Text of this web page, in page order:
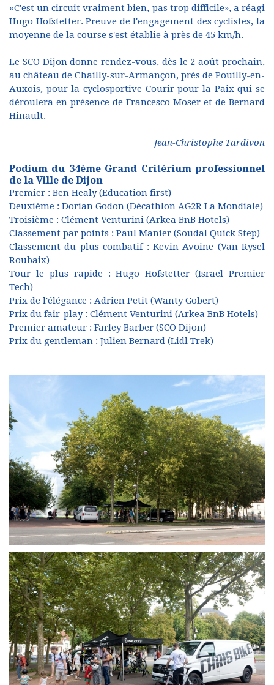
«C'est un circuit vraiment bien, pas trop difficile», a réagi
Hugo Hofstetter. Preuve de l'engagement des cyclistes, la
moyenne de la course s'est établie à près de 45 km/h.
Le SCO Dijon donne rendez-vous, dès le 2 août prochain,
au château de Chailly-sur-Armançon, près de Pouilly-en-
Auxois, pour la cyclosportive Courir pour la Paix qui se
déroulera en présence de Francesco Moser et de Bernard
Hinault.
Jean-Christophe Tardivon
Podium du 34ème Grand Critérium professionnel
de la Ville de Dijon
Premier : Ben Healy (Education first)
Deuxième : Dorian Godon (Décathlon AG2R La Mondiale)
Troisième : Clément Venturini (Arkea BnB Hotels)
Classement par points : Paul Manier (Soudal Quick Step)
Classement du plus combatif : Kevin Avoine (Van Rysel
Roubaix)
Tour le plus rapide : Hugo Hofstetter (Israel Premier
Tech)
Prix de l'élégance : Adrien Petit (Wanty Gobert)
Prix du fair-play : Clément Venturini (Arkea BnB Hotels)
Premier amateur : Farley Barber (SCO Dijon)
Prix du gentleman : Julien Bernard (Lidl Trek)